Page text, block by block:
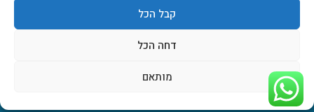
קבל הכל
דחה הכל
מותאם
2026 © כל הזכויות שמורות ביטק אלקטרוניקה בע"מ